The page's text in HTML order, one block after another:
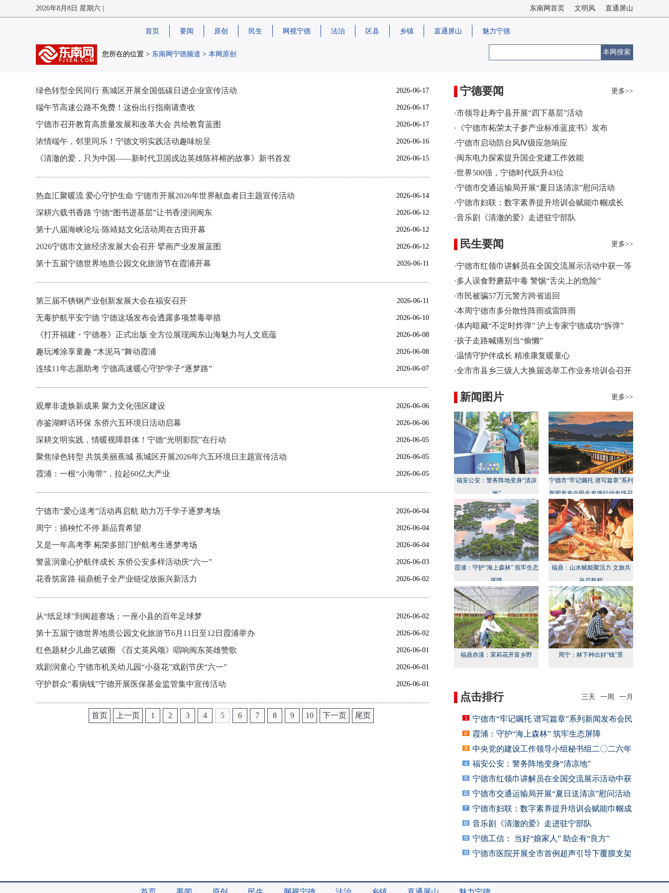
2026年8月8日 星期六 | 东南网首页 文明风 直通屏山
首页 要闻 原创 民生 网视宁德 法治 区县 乡镇 直通屏山 魅力宁德
您所在的位置 > 东南网宁德频道 > 本网原创 本网搜索
2026-06-17
绿色转型全民同行 蕉城区开展全国低碳日进企业宣传活动
2026-06-17
端午节高速公路不免费！这份出行指南请查收
2026-06-17
宁德市召开教育高质量发展和改革大会 共绘教育蓝图
2026-06-16
浓情端午，邻里同乐！宁德文明实践活动趣味纷呈
2026-06-15
《清澈的爱，只为中国——新时代卫国戍边英雄陈祥榕的故事》新书首发
2026-06-14
热血汇聚暖流 爱心守护生命 宁德市开展2026年世界献血者日主题宣传活动
2026-06-12
深耕六载书香路 宁德“图书进基层”让书香浸润闽东
2026-06-12
第十八届海峡论坛·陈靖姑文化活动周在古田开幕
2026-06-12
2026宁德市文旅经济发展大会召开 擘画产业发展蓝图
2026-06-11
第十五届宁德世界地质公园文化旅游节在霞浦开幕
2026-06-11
第三届不锈钢产业创新发展大会在福安召开
2026-06-10
无毒护航平安宁德 宁德这场发布会透露多项禁毒举措
2026-06-08
《打开福建・宁德卷》正式出版 全方位展现闽东山海魅力与人文底蕴
2026-06-08
趣玩滩涂享童趣 “木泥马”舞动霞浦
2026-06-07
连续11年志愿助考 宁德高速暖心守护学子“逐梦路”
2026-06-06
观摩非遗焕新成果 聚力文化强区建设
2026-06-06
赤鉴湖畔话环保 东侨六五环境日活动启幕
2026-06-05
深耕文明实践，情暖视障群体！宁德“光明影院”在行动
2026-06-05
聚焦绿色转型 共筑美丽蕉城 蕉城区开展2026年六五环境日主题宣传活动
2026-06-05
霞浦：一根“小海带”，拉起60亿大产业
2026-06-04
宁德市“爱心送考”活动再启航 助力万千学子逐梦考场
2026-06-04
周宁：插秧忙不停 新品育希望
2026-06-04
又是一年高考季 柘荣多部门护航考生逐梦考场
2026-06-03
警蓝润童心护航伴成长 东侨公安多样活动庆“六一”
2026-06-02
花香筑富路 福鼎栀子全产业链绽放振兴新活力
2026-06-02
从“纸足球”到闽超赛场：一座小县的百年足球梦
2026-06-02
第十五届宁德世界地质公园文化旅游节6月11日至12日霞浦举办
2026-06-01
红色题材少儿曲艺破圈 《百丈英风颂》唱响闽东英雄赞歌
2026-06-01
戏剧润童心 宁德市机关幼儿园“小葵花”戏剧节庆“六一”
2026-06-01
守护群众“看病钱”宁德开展医保基金监管集中宣传活动
首页 上一页 1 2 3 4 5 6 7 8 9 10 下一页 尾页
更多>>
宁德要闻
·市领导赴寿宁县开展“四下基层”活动
·《宁德市柘荣太子参产业标准蓝皮书》发布
·宁德市启动防台风Ⅳ级应急响应
·闽东电力探索提升国企党建工作效能
·世界500强，宁德时代跃升43位
·宁德市交通运输局开展“夏日送清凉”慰问活动
·宁德市妇联：数字素养提升培训会赋能巾帼成长
·音乐剧《清澈的爱》走进驻宁部队
更多>>
民生要闻
·宁德市红领巾讲解员在全国交流展示活动中获一等
奖
·多人误食野蘑菇中毒 警惕“舌尖上的危险”
·市民被骗57万元警方跨省追回
·本周宁德市多分散性阵雨或雷阵雨
·体内暗藏“不定时炸弹” 沪上专家宁德成功“拆弹”
·孩子走路喊痛别当“偷懒”
·温情守护伴成长 精准康复暖童心
·全市市县乡三级人大换届选举工作业务培训会召开
更多>>
新闻图片
福安公安：警务阵地变身“清凉
地”
宁德市“牢记嘱托 谱写篇章”系列
新闻发布会民生专项行动专场召
开
霞浦：守护“海上森林” 筑牢生态
屏障
福鼎：山水赋能聚活力 文旅共
兴启新程
福鼎赤溪：茉莉花开富乡野 周宁：林下种出好“钱”景
三天 一周 一月
点击排行
宁德市“牢记嘱托 谱写篇章”系列新闻发布会民
霞浦：守护“海上森林” 筑牢生态屏障
中央党的建设工作领导小组秘书组二〇二六年
联系
福安公安：警务阵地变身“清凉地”
宁德市红领巾讲解员在全国交流展示活动中获
一等
宁德市交通运输局开展“夏日送清凉”慰问活动
宁德市妇联：数字素养提升培训会赋能巾帼成
长
音乐剧《清澈的爱》走进驻宁部队
宁德工信： 当好“娘家人” 助企有“良方”
宁德市医院开展全市首例超声引导下覆膜支架